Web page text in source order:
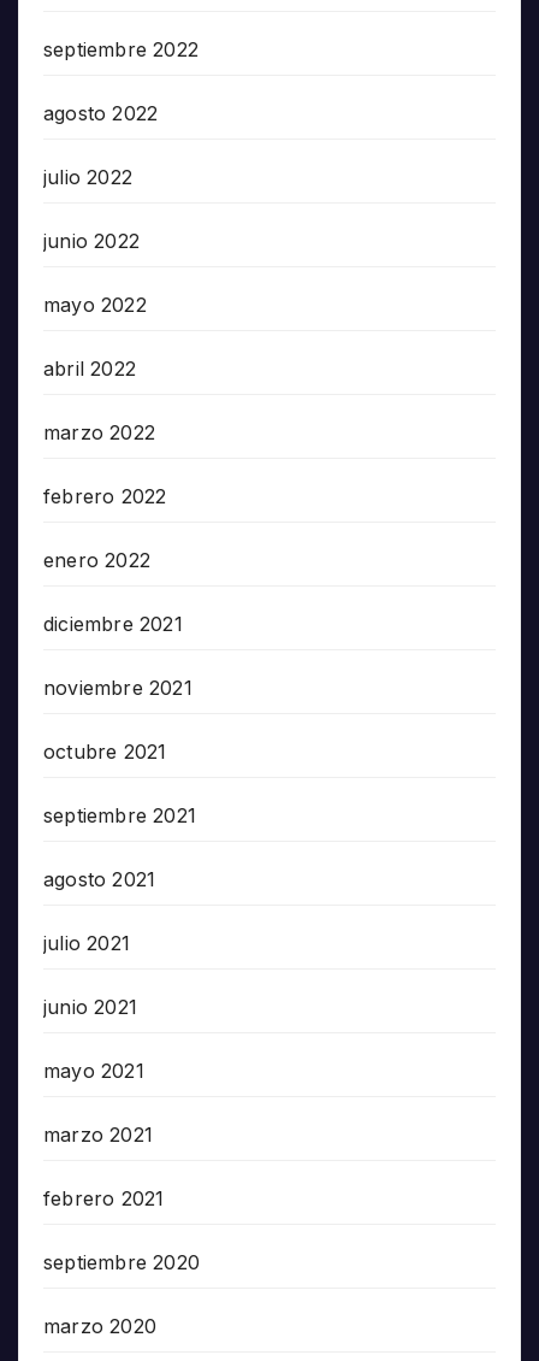
septiembre 2022
agosto 2022
julio 2022
junio 2022
mayo 2022
abril 2022
marzo 2022
febrero 2022
enero 2022
diciembre 2021
noviembre 2021
octubre 2021
septiembre 2021
agosto 2021
julio 2021
junio 2021
mayo 2021
marzo 2021
febrero 2021
septiembre 2020
marzo 2020